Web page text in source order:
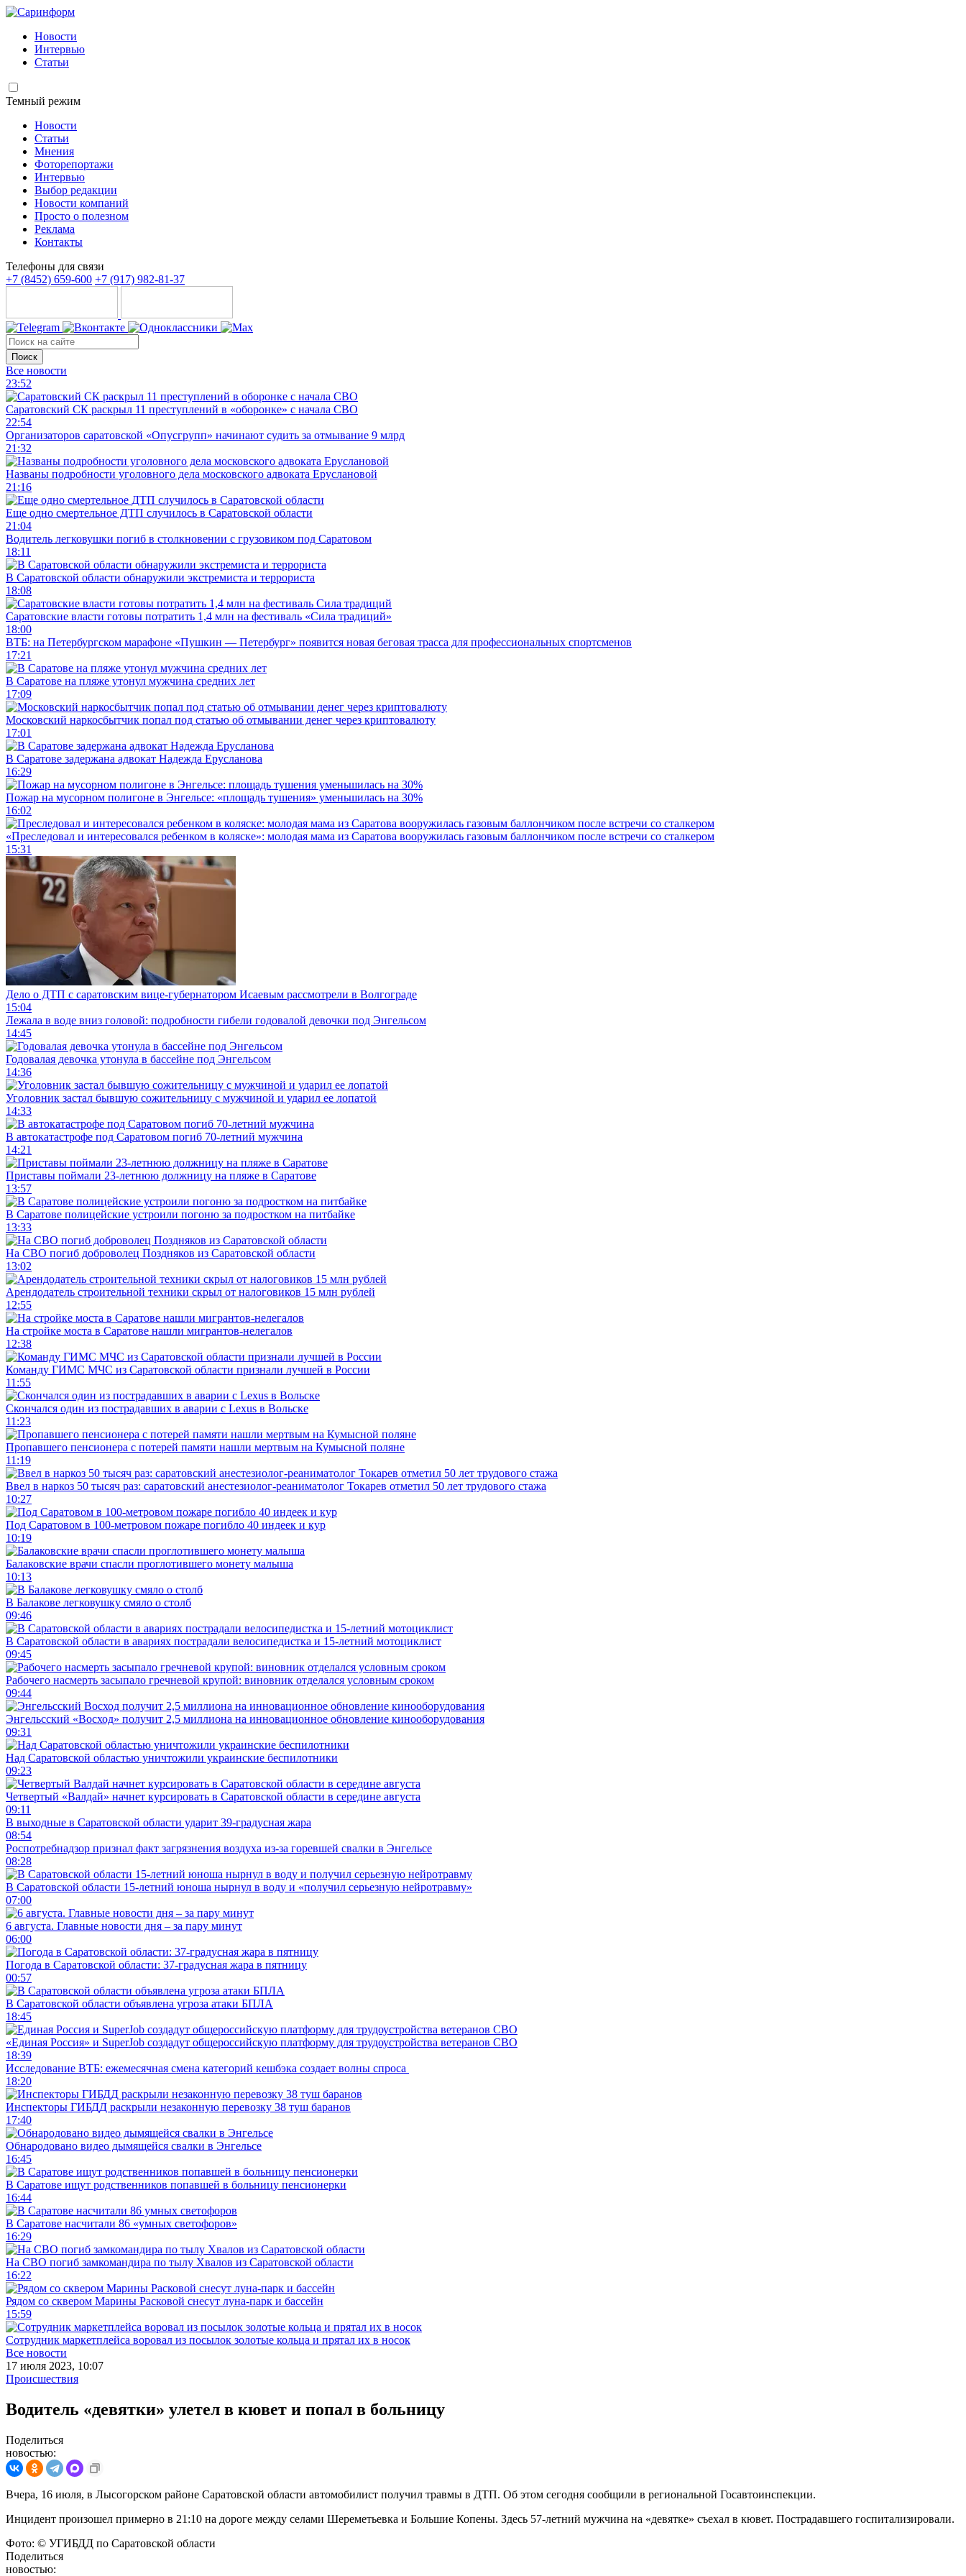
Новости
Интервью
Статьи
Темный режим
Новости
Статьи
Мнения
Фоторепортажи
Интервью
Выбор редакции
Новости компаний
Просто о полезном
Реклама
Контакты
Телефоны для связи
+7 (8452) 659-600 +7 (917) 982-81-37
Поиск
Все новости
23:52
Саратовский СК раскрыл 11 преступлений в «оборонке» с начала СВО
22:54
Организаторов саратовской «Опусгрупп» начинают судить за отмывание 9 млрд
21:32
Названы подробности уголовного дела московского адвоката Еруслановой
21:16
Еще одно смертельное ДТП случилось в Саратовской области
21:04
Водитель легковушки погиб в столкновении с грузовиком под Саратовом
18:11
В Саратовской области обнаружили экстремиста и террориста
18:08
Саратовские власти готовы потратить 1,4 млн на фестиваль «Сила традиций»
18:00
ВТБ: на Петербургском марафоне «Пушкин — Петербург» появится новая беговая трасса для профессиональных спортсменов
17:21
В Саратове на пляже утонул мужчина средних лет
17:09
Московский наркосбытчик попал под статью об отмывании денег через криптовалюту
17:01
В Саратове задержана адвокат Надежда Ерусланова
16:29
Пожар на мусорном полигоне в Энгельсе: «площадь тушения» уменьшилась на 30%
16:02
«Преследовал и интересовался ребенком в коляске»: молодая мама из Саратова вооружилась газовым баллончиком после встречи со сталкером
15:31
Дело о ДТП с саратовским вице-губернатором Исаевым рассмотрели в Волгограде
15:04
Лежала в воде вниз головой: подробности гибели годовалой девочки под Энгельсом
14:45
Годовалая девочка утонула в бассейне под Энгельсом
14:36
Уголовник застал бывшую сожительницу с мужчиной и ударил ее лопатой
14:33
В автокатастрофе под Саратовом погиб 70-летний мужчина
14:21
Приставы поймали 23-летнюю должницу на пляже в Саратове
13:57
В Саратове полицейские устроили погоню за подростком на питбайке
13:33
На СВО погиб доброволец Поздняков из Саратовской области
13:02
Арендодатель строительной техники скрыл от налоговиков 15 млн рублей
12:55
На стройке моста в Саратове нашли мигрантов-нелегалов
12:38
Команду ГИМС МЧС из Саратовской области признали лучшей в России
11:55
Скончался один из пострадавших в аварии c Lexus в Вольске
11:23
Пропавшего пенсионера с потерей памяти нашли мертвым на Кумысной поляне
11:19
Ввел в наркоз 50 тысяч раз: саратовский анестезиолог-реаниматолог Токарев отметил 50 лет трудового стажа
10:27
Под Саратовом в 100-метровом пожаре погибло 40 индеек и кур
10:19
Балаковские врачи спасли проглотившего монету малыша
10:13
В Балакове легковушку смяло о столб
09:46
В Саратовской области в авариях пострадали велосипедистка и 15-летний мотоциклист
09:45
Рабочего насмерть засыпало гречневой крупой: виновник отделался условным сроком
09:44
Энгельсский «Восход» получит 2,5 миллиона на инновационное обновление кинооборудования
09:31
Над Саратовской областью уничтожили украинские беспилотники
09:23
Четвертый «Валдай» начнет курсировать в Саратовской области в середине августа
09:11
В выходные в Саратовской области ударит 39-градусная жара
08:54
Роспотребнадзор признал факт загрязнения воздуха из-за горевшей свалки в Энгельсе
08:28
В Саратовской области 15-летний юноша нырнул в воду и «получил серьезную нейротравму»
07:00
6 августа. Главные новости дня – за пару минут
06:00
Погода в Саратовской области: 37-градусная жара в пятницу
00:57
В Саратовской области объявлена угроза атаки БПЛА
18:45
«Единая Россия» и SuperJob создадут общероссийскую платформу для трудоустройства ветеранов СВО
18:39
Исследование ВТБ: ежемесячная смена категорий кешбэка создает волны спроса
18:20
Инспекторы ГИБДД раскрыли незаконную перевозку 38 туш баранов
17:40
Обнародовано видео дымящейся свалки в Энгельсе
16:45
В Саратове ищут родственников попавшей в больницу пенсионерки
16:44
В Саратове насчитали 86 «умных светофоров»
16:29
На СВО погиб замкомандира по тылу Хвалов из Саратовской области
16:22
Рядом со сквером Марины Расковой снесут луна-парк и бассейн
15:59
Сотрудник маркетплейса воровал из посылок золотые кольца и прятал их в носок
Все новости
17 июля 2023, 10:07
Происшествия
Водитель «девятки» улетел в кювет и попал в больницу
Поделиться
новостью:
Вчера, 16 июля, в Лысогорском районе Саратовской области автомобилист получил травмы в ДТП. Об этом сегодня сообщили в региональной Госавтоинспекции.
Инцидент произошел примерно в 21:10 на дороге между селами Шереметьевка и Большие Копены. Здесь 57-летний мужчина на «девятке» съехал в кювет. Пострадавшего госпитализировали.
Фото: © УГИБДД по Саратовской области
Поделиться
новостью: